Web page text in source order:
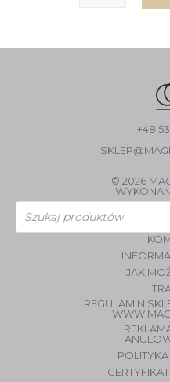
+48
© 2026
Wyszukiwarka
produktów
JAK
REGULAMIN